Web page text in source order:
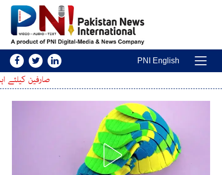
Main Navigation
PNI English
صارفین کیلئے اہم خبر ، پی ٹی اے نے